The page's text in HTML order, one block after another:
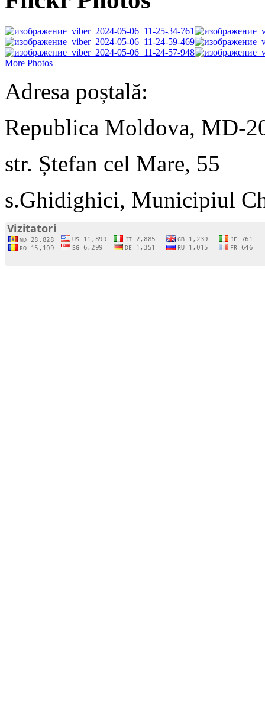
More Photos
Adresa poștală:
Republica Moldova, MD-
str. Ștefan cel Mare, 55
s.Ghidighici, Municipiul